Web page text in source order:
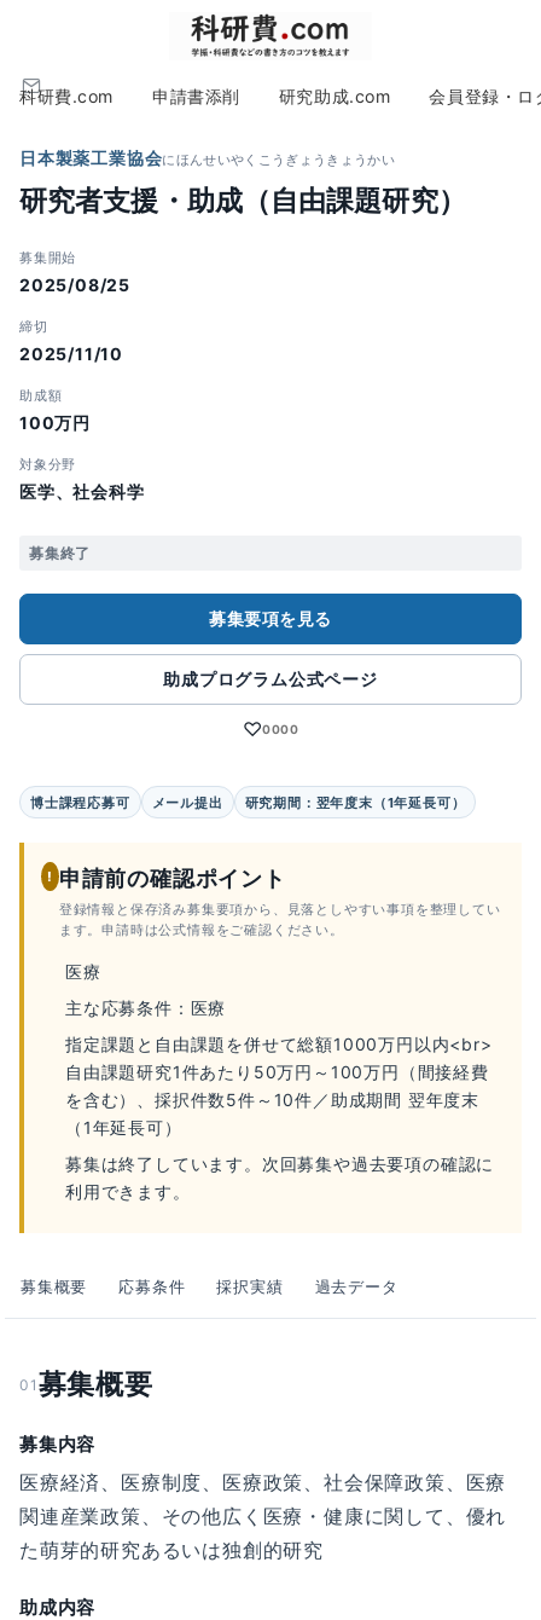
科研費.com 申請書添削 研究助成.com 会員登録・ロ
日本製薬工業協会にほんせいやくこうぎょうきょうかい
研究者支援・助成（自由課題研究）
募集開始
2025/08/25
締切
2025/11/10
助成額
100万円
対象分野
医学、社会科学
募集終了
募集要項を見る
助成プログラム公式ページ
♡0000
博士課程応募可 メール提出 研究期間：翌年度末（1年延長可）
! 申請前の確認ポイント
登録情報と保存済み募集要項から、見落としやすい事項を整理してい
ます。申請時は公式情報をご確認ください。
医療
主な応募条件：医療
指定課題と自由課題を併せて総額1000万円以内<br>
自由課題研究1件あたり50万円～100万円（間接経費
を含む）、採択件数5件～10件／助成期間 翌年度末
（1年延長可）
募集は終了しています。次回募集や過去要項の確認に
利用できます。
募集概要 応募条件 採択実績 過去データ
01 募集概要
募集内容
医療経済、医療制度、医療政策、社会保障政策、医療
関連産業政策、その他広く医療・健康に関して、優れ
た萌芽的研究あるいは独創的研究
助成内容